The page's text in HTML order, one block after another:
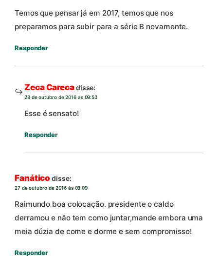
Temos que pensar já em 2017, temos que nos
preparamos para subir para a série B novamente.
Responder
Zeca Carecadisse:
28 de outubro de 2016 às 09:53
Esse é sensato!
Responder
Fanático disse:
27 de outubro de 2016 às 08:09
Raimundo boa colocação. presidente o caldo
derramou e não tem como juntar,mande embora uma
meia dúzia de come e dorme e sem compromisso!
Responder